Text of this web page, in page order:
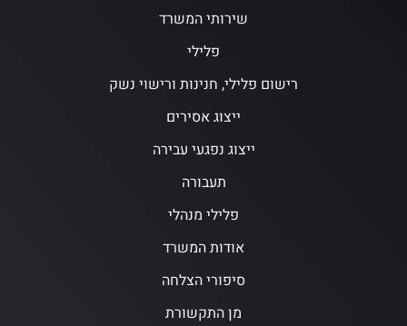
שירותי המשרד
פלילי
רישום פלילי, חנינות ורישוי נשק
ייצוג אסירים
ייצוג נפגעי עבירה
תעבורה
פלילי מנהלי
אודות המשרד
סיפורי הצלחה
מן התקשורת